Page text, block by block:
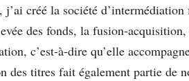
j’ai créé la société d’intermédiation
des fonds, la fusion-
c’est-à-dire qu’elle
des titres fait également partie de